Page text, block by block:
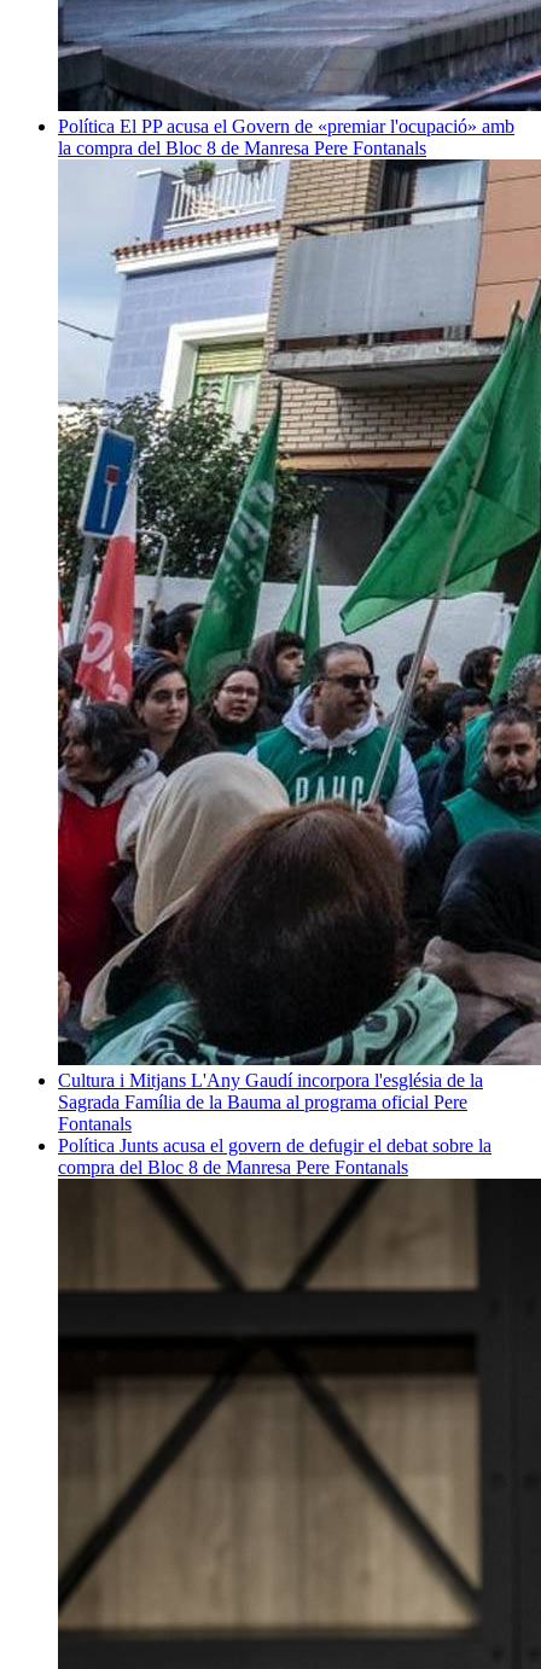
Política El PP acusa el Govern de «premiar l'ocupació» amb
la compra del Bloc 8 de Manresa Pere Fontanals
Cultura i Mitjans L'Any Gaudí incorpora l'església de la
Sagrada Família de la Bauma al programa oficial Pere
Fontanals
Política Junts acusa el govern de defugir el debat sobre la
compra del Bloc 8 de Manresa Pere Fontanals